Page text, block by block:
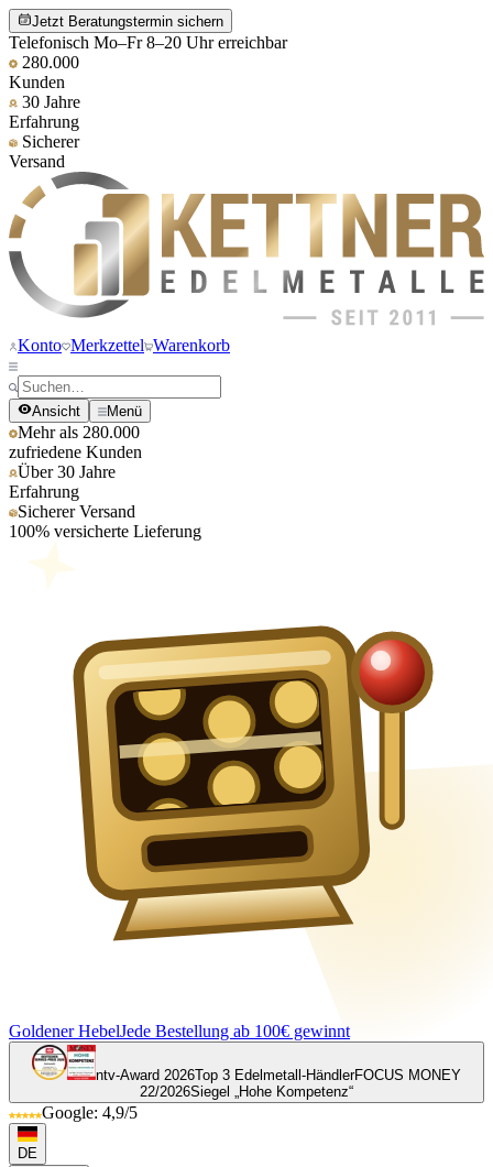
Jetzt Beratungstermin sichern
Telefonisch Mo–Fr 8–20 Uhr erreichbar
280.000
Kunden
30 Jahre
Erfahrung
Sicherer
Versand
Konto Merkzettel Warenkorb
Ansicht Menü
Mehr als 280.000
zufriedene Kunden
Über 30 Jahre
Erfahrung
Sicherer Versand
100% versicherte Lieferung
Goldener HebelJede Bestellung ab 100€ gewinnt
ntv-Award 2026Top 3 Edelmetall-HändlerFOCUS MONEY
22/2026Siegel „Hohe Kompetenz“
Google: 4,9/5
DE